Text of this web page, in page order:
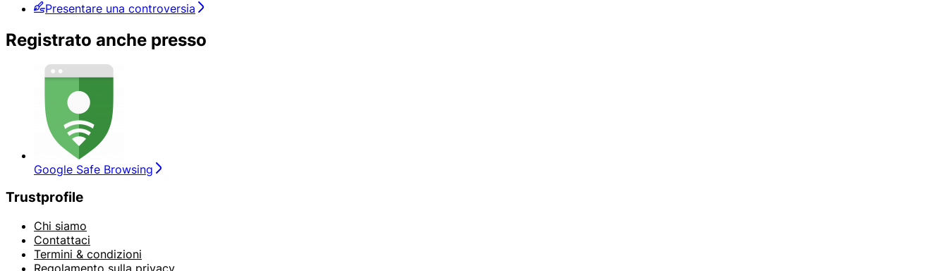
Presentare una controversia
Registrato anche presso
Google Safe Browsing
Trustprofile
Chi siamo
Contattaci
Termini & condizioni
Regolamento sulla privacy